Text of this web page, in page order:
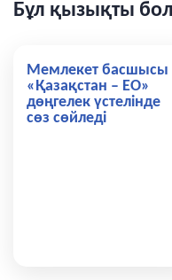
Бұл қызықты
Мемлекет басшысы
«Қазақстан – ЕО»
дөңгелек үстелінде
сөз сөйледі